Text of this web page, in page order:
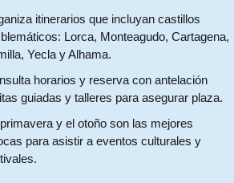
itinerarios que incluyan castillos
Lorca, Monteagudo, Cartagena,
Yecla y Alhama.
horarios y reserva con antelación
guiadas y talleres para asegurar plaza.
y el otoño son las mejores
para asistir a eventos culturales y